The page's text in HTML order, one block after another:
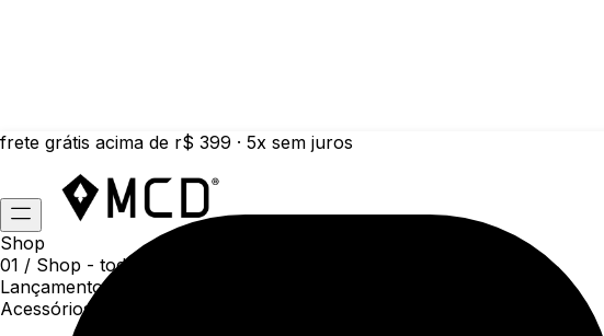
frete grátis acima de r$ 399 · 5x sem juros
Shop
01 / Shop - todas as categorias da coleção atual
Lançamentos da semana
Acessórios